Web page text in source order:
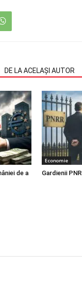
DE LA ACELAȘI AUTOR
de a
Economie
Gardienii